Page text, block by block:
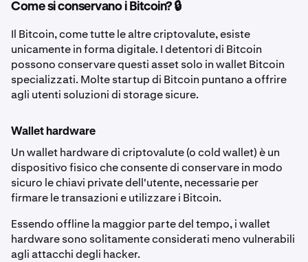
Come si conservano i Bitcoin? 🔒
Il Bitcoin, come tutte le altre criptovalute, esiste
unicamente in forma digitale. I detentori di Bitcoin
possono conservare questi asset solo in wallet Bitcoin
specializzati. Molte startup di Bitcoin puntano a offrire
agli utenti soluzioni di storage sicure.
Wallet hardware
Un wallet hardware di criptovalute (o cold wallet) è un
dispositivo fisico che consente di conservare in modo
sicuro le chiavi private dell'utente, necessarie per
firmare le transazioni e utilizzare i Bitcoin.
Essendo offline la maggior parte del tempo, i wallet
hardware sono solitamente considerati meno vulnerabili
agli attacchi degli hacker.